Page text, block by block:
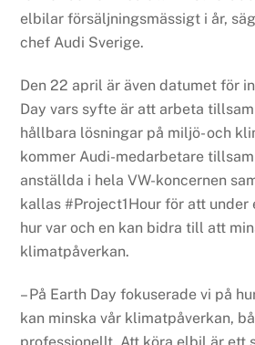
elbilar försäljningsmässigt i år,
chef Audi Sverige.
Den 22 april är även datumet för
Day vars syfte är att arbeta
hållbara lösningar på miljö- och
kommer Audi-medarbetare
anställda i hela VW-koncernen
kallas #Project1Hour för att under
hur var och en kan bidra till att
klimatpåverkan.
– På Earth Day fokuserade vi på
kan minska vår klimatpåverkan,